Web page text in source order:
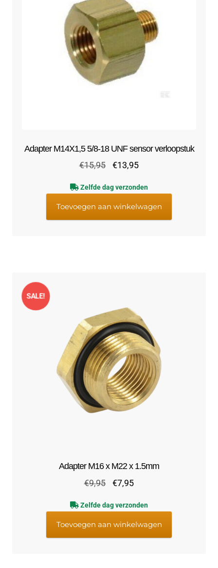
Adapter M14X1,5 5/8-18 UNF sensor verloopstuk
€15,95
Oorspronkelijke
was:
€15,95.
€13,95Huidige
is:
€13,95.
Zelfde dag verzonden
Toevoegen aan winkelwagen
Adapter M16 x M22 x 1.5mm
SALE!
€9,95
Oorspronkelijke
was:
€9,95.
€7,95Huidige
is:
€7,95.
Zelfde dag verzonden
Toevoegen aan winkelwagen